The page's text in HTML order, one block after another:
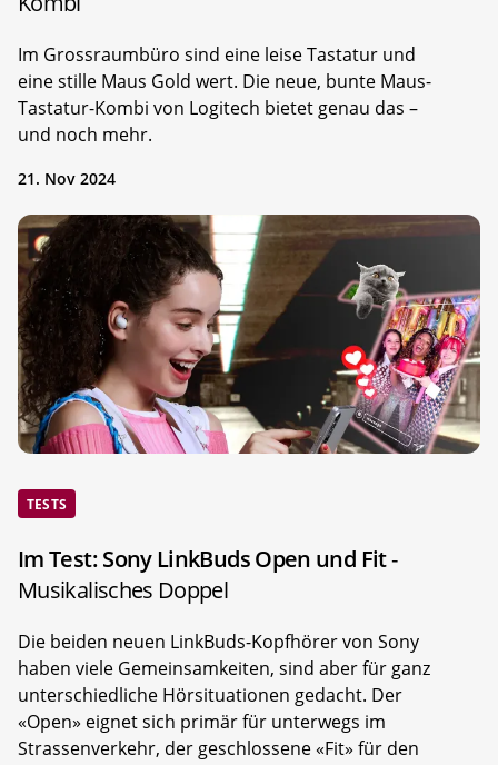
Im Grossraumbüro sind eine leise Tastatur und
eine stille Maus Gold wert. Die neue, bunte Maus-
Tastatur-Kombi von Logitech bietet genau das –
und noch mehr.
21. Nov 2024
TESTS
Im Test: Sony LinkBuds Open und Fit-
Musikalisches Doppel
Die beiden neuen LinkBuds-Kopfhörer von Sony
haben viele Gemeinsamkeiten, sind aber für ganz
unterschiedliche Hörsituationen gedacht. Der
«Open» eignet sich primär für unterwegs im
Strassenverkehr, der geschlossene «Fit» für den